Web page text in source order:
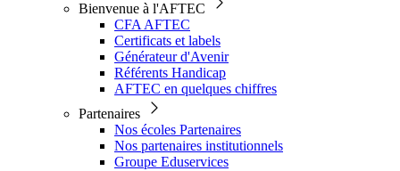
Bienvenue à l'AFTEC
CFA AFTEC
Certificats et labels
Générateur d'Avenir
Référents Handicap
AFTEC en quelques chiffres
Partenaires
Nos écoles Partenaires
Nos partenaires institutionnels
Groupe Eduservices